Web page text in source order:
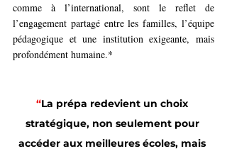
comme à l’international, sont le reflet de
l’engagement partagé entre les familles, l’équipe
pédagogique et une institution exigeante, mais
profondément humaine.*
“La prépa redevient un choix
stratégique, non seulement pour
accéder aux meilleures écoles, mais